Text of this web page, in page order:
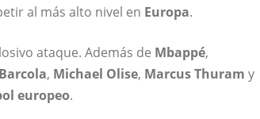
al más alto nivel en Europa.
ataque. Además de Mbappé,
, Michael Olise, Marcus Thuram y
europeo.